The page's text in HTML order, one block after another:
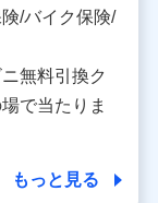
の他に関する
委託業務遂行の
株式会社NTT
提供するため
、ウェブサイ
パーソナルデ
傾向に応じた
/バイク保険/
無料引換ク
で当たりま
もっと見る